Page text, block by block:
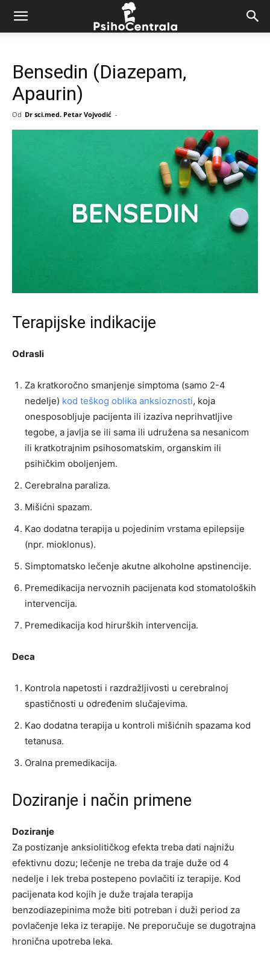
Bensedin (Diazepam,
Apaurin)
Od Dr sci.med. Petar Vojvodić -
Terapijske indikacije
Odrasli
Za kratkoročno smanjenje simptoma (samo 2-4
nedelje) kod teškog oblika anksioznosti, koja
onesposobljuje pacijenta ili izaziva neprihvatljive
tegobe, a javlja se ili sama ili udružena sa nesanicom
ili kratkotrajnim psihosomatskim, organskim ili
psihičkim oboljenjem.
Cerebralna paraliza.
Mišićni spazam.
Kao dodatna terapija u pojedinim vrstama epilepsije
(npr. mioklonus).
Simptomatsko lečenje akutne alkoholne apstinencije.
Premedikacija nervoznih pacijenata kod stomatoloških
intervencija.
Premedikacija kod hirurških intervencija.
Deca
Kontrola napetosti i razdražljivosti u cerebralnoj
spastičnosti u određenim slučajevima.
Kao dodatna terapija u kontroli mišićnih spazama kod
tetanusa.
Oralna premedikacija.
Doziranje i način primene
Doziranje
Za postizanje anksiolitičkog efekta treba dati najnižu
efektivnu dozu; lečenje ne treba da traje duže od 4
nedelje i lek treba postepeno povlačiti iz terapije. Kod
pacijenata kod kojih je duže trajala terapija
benzodiazepinima može biti potreban i duži period za
povlačenje leka iz terapije. Ne preporučuje se dugotrajna
hronična upotreba leka.